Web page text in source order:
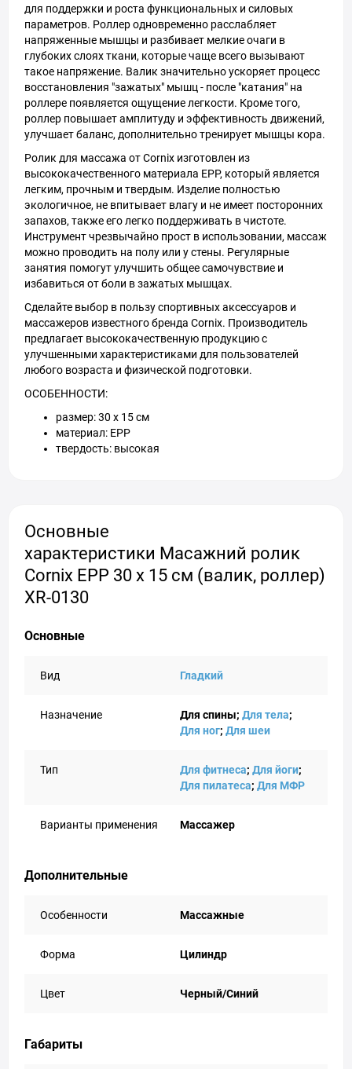
для поддержки и роста функциональных и силовых
параметров. Роллер одновременно расслабляет
напряженные мышцы и разбивает мелкие очаги в
глубоких слоях ткани, которые чаще всего вызывают
такое напряжение. Валик значительно ускоряет процесс
восстановления "зажатых" мышц - после "катания" на
роллере появляется ощущение легкости. Кроме того,
роллер повышает амплитуду и эффективность движений,
улучшает баланс, дополнительно тренирует мышцы кора.
Ролик для массажа от Cornix изготовлен из
высококачественного материала EPP, который является
легким, прочным и твердым. Изделие полностью
экологичное, не впитывает влагу и не имеет посторонних
запахов, также его легко поддерживать в чистоте.
Инструмент чрезвычайно прост в использовании, массаж
можно проводить на полу или у стены. Регулярные
занятия помогут улучшить общее самочувствие и
избавиться от боли в зажатых мышцах.
Сделайте выбор в пользу спортивных аксессуаров и
массажеров известного бренда Cornix. Производитель
предлагает высококачественную продукцию с
улучшенными характеристиками для пользователей
любого возраста и физической подготовки.
ОСОБЕННОСТИ:
размер: 30 x 15 см
материал: EPP
твердость: высокая
Основные
характеристики Масажний ролик
Cornix EPP 30 x 15 см (валик, роллер)
XR-0130
Основные
Вид Гладкий
Назначение Для спины; Для тела;
Для ног; Для шеи
Тип Для фитнеса; Для йоги;
Для пилатеса; Для МФР
Варианты применения Массажер
Дополнительные
Особенности Массажные
Форма Цилиндр
Цвет Черный/Синий
Габариты